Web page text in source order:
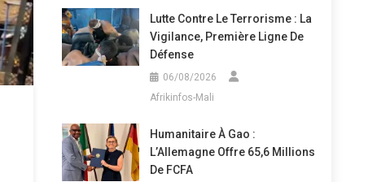
Lutte Contre Le Terrorisme : La
Vigilance, Première Ligne De
Défense
06/08/2026
Afrikinfos-Mali
Humanitaire À Gao :
L’Allemagne Offre 65,6 Millions
De FCFA